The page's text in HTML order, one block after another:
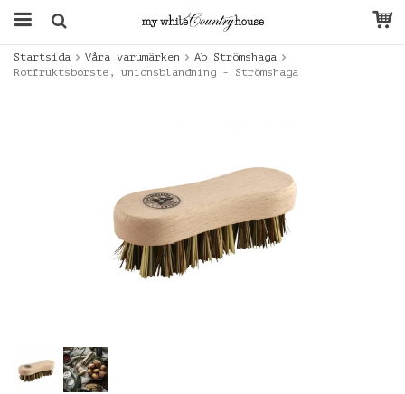
Startsida Våra varumärken
Ab Strömshaga
Rotfruktsborste, unionsblandning - Strömshaga